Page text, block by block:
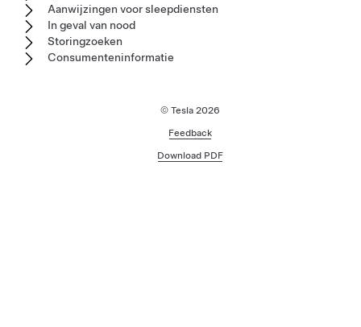
Aanwijzingen voor sleepdiensten
In geval van nood
Storingzoeken
Consumenteninformatie
© Tesla 2026
Feedback
Download PDF